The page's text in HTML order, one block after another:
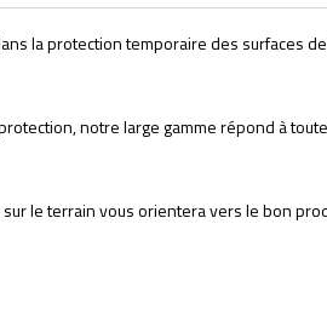
la protection temporaire des surfaces
notre large gamme répond à
le terrain vous orientera vers le bon